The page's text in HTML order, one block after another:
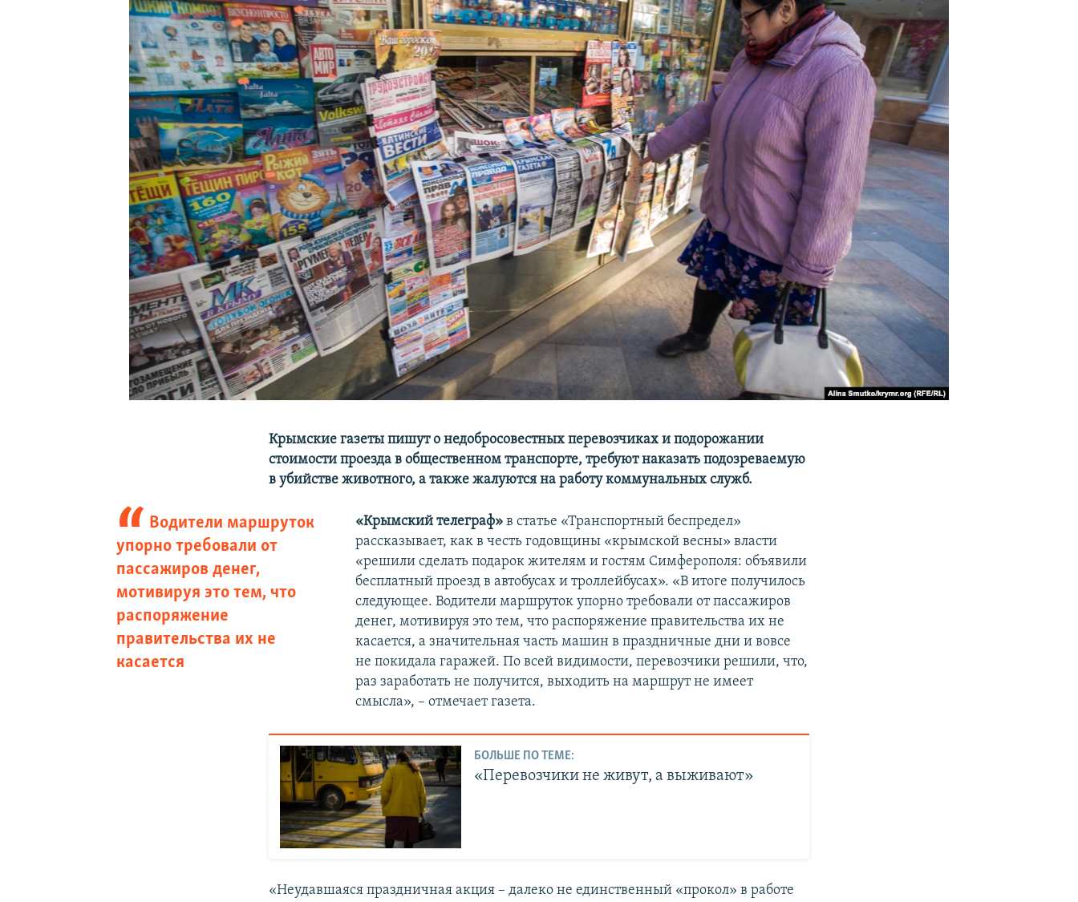
УКРАИНСКАЯ ПРОБЛЕМА КРЫМА
Крымские газеты пишут о недобросовестных перевозчиках и подорожании
стоимости проезда в общественном транспорте, требуют наказать подозреваемую
в убийстве животного, а также жалуются на работу коммунальных служб.
Водители маршруток
упорно требовали от
пассажиров денег,
мотивируя это тем, что
распоряжение
правительства их не
касается
«Крымский телеграф»в статье «Транспортный беспредел»
рассказывает, как в честь годовщины «крымской весны» власти
«решили сделать подарок жителям и гостям Симферополя: объявили
бесплатный проезд в автобусах и троллейбусах». «В итоге получилось
следующее. Водители маршруток упорно требовали от пассажиров
денег, мотивируя это тем, что распоряжение правительства их не
касается, а значительная часть машин в праздничные дни и вовсе
не покидала гаражей. По всей видимости, перевозчики решили, что,
раз заработать не получится, выходить на маршрут не имеет
смысла», – отмечает газета.
БОЛЬШЕ ПО ТЕМЕ:
«Перевозчики не живут, а выживают»
«Неудавшаяся праздничная акция – далеко не единственный «прокол» в работе